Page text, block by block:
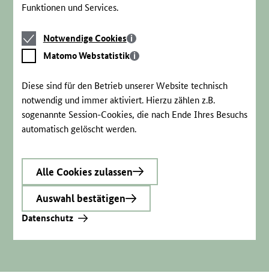
Funktionen und Services.
Notwendige
Cookies
Notwendige Cookies
Matomo
Webstatistik
Matomo Webstatistik
Diese sind für den Betrieb unserer Website technisch
notwendig und immer aktiviert. Hierzu zählen z.B.
sogenannte Session-Cookies, die nach Ende Ihres Besuchs
automatisch gelöscht werden.
Alle Cookies zulassen
Auswahl bestätigen
Datenschutz